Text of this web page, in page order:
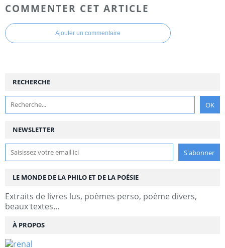
COMMENTER CET ARTICLE
Ajouter un commentaire
NEWSLETTER
RECHERCHE
LE MONDE DE LA PHILO ET DE LA POÉSIE
Extraits de livres lus, poèmes perso, poème divers,
beaux textes...
À PROPOS